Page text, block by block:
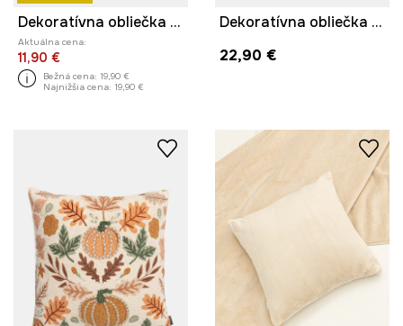
Dekoratívna obliečka na vankúš vzorované 45 x 45 cm
Aktuálna cena:
11,90 €
Bežná cena: 19,90 €
Najnižšia cena: 19,90 €
Dekoratívna obliečka na vankúš s ozdobnou aplikáciou 45 x 45 cm
22,90 €